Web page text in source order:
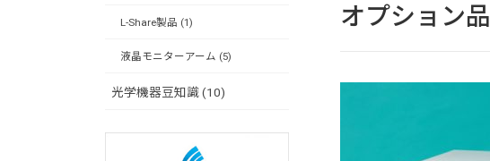
オプション品
L-Share製品 (1)
液晶モニターアーム (5)
光学機器豆知識 (10)